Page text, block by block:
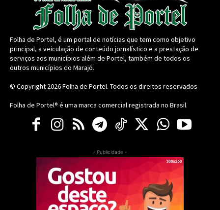
Folha de Portel, é um portal de notícias que tem como objetivo
principal, a veiculação de conteúdo jornalístico e a prestação de
serviços aos municípios além de Portel, também de todos os
outros municípios do Marajó.
© Copyright 2026Folha de Portel. Todos os direitos reservados
Folha de Portel® é uma marca comercial registrada no Brasil.
- Publicidade -